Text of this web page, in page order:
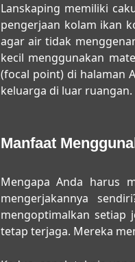
Lanskaping memiliki
pengerjaan kolam ikan
agar air tidak
kecil menggunakan
(focal point) di halaman
keluarga di luar ruangan.
Manfaat
Mengapa Anda harus
mengerjakannya
mengoptimalkan setiap
tetap terjaga. Mereka